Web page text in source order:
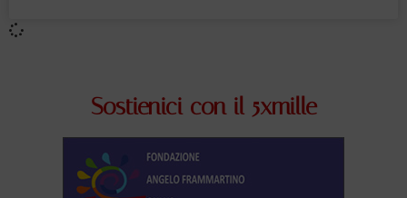
Sostienici con il 5xmille